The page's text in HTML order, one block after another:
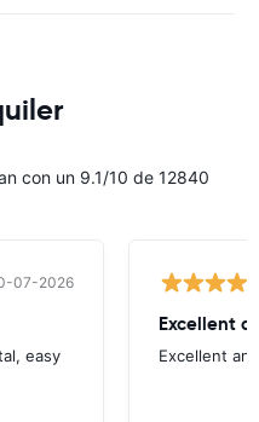
con un 9.1/10 de 12840
07-2026
easy
Excellent
Excellent